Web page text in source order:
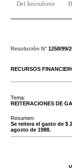
Del Intendente
Resolución N° 1258/99/
RECURSOS
Tema:
REITERACIONES DE
Resumen:
Se reitera el gasto de $
agosto de 1988.